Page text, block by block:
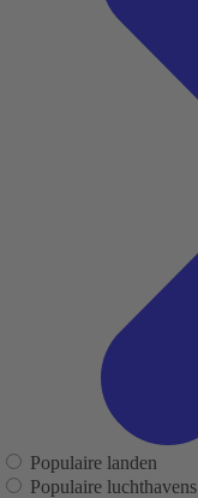
Populaire landen
Populaire luchthavens